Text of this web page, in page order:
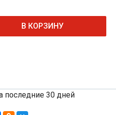
последние 30 дней